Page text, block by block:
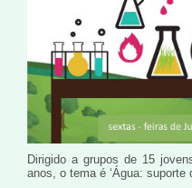
Dirigido a grupos de 15
anos, o tema é ‘Água: suporte